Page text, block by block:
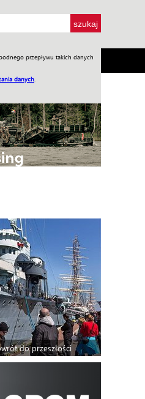
przepływu takich danych
danych
w WIW
do przeszłości